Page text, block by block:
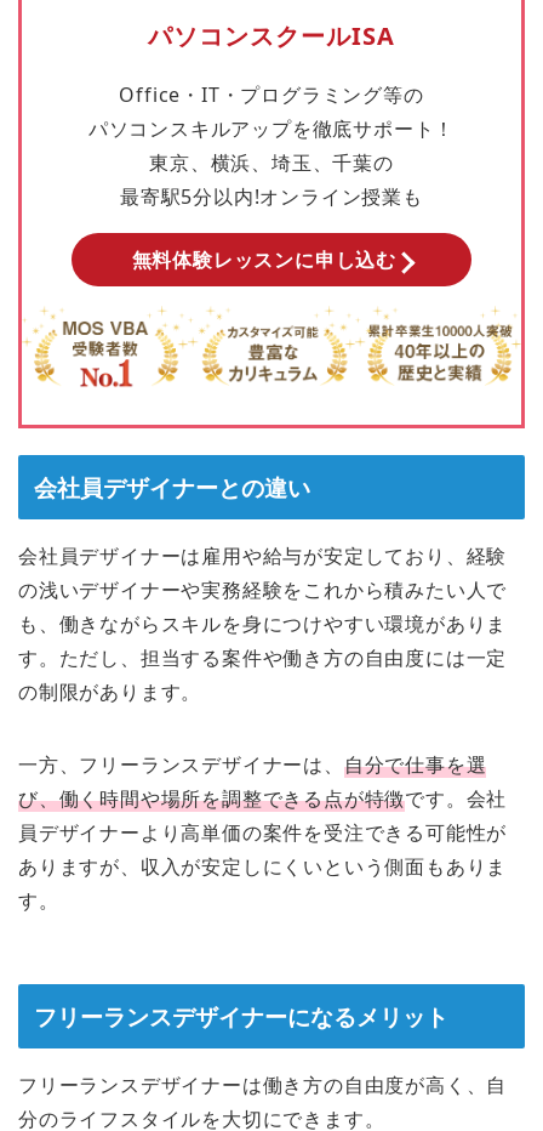
パソコンスクールISA
Office・IT・プログラミング等の
パソコンスキルアップを徹底サポート！
東京、横浜、埼玉、千葉の
最寄駅5分以内!オンライン授業も
無料体験レッスンに申し込む
会社員デザイナーとの違い
会社員デザイナーは雇用や給与が安定しており、経験
の浅いデザイナーや実務経験をこれから積みたい人で
も、働きながらスキルを身につけやすい環境がありま
す。ただし、担当する案件や働き方の自由度には一定
の制限があります。
一方、フリーランスデザイナーは、 自分で仕事を選
び、働く時間や場所を調整できる点が特徴です。会社
員デザイナーより高単価の案件を受注できる可能性が
ありますが、収入が安定しにくいという側面もありま
す。
フリーランスデザイナーになるメリット
フリーランスデザイナーは働き方の自由度が高く、自
分のライフスタイルを大切にできます。